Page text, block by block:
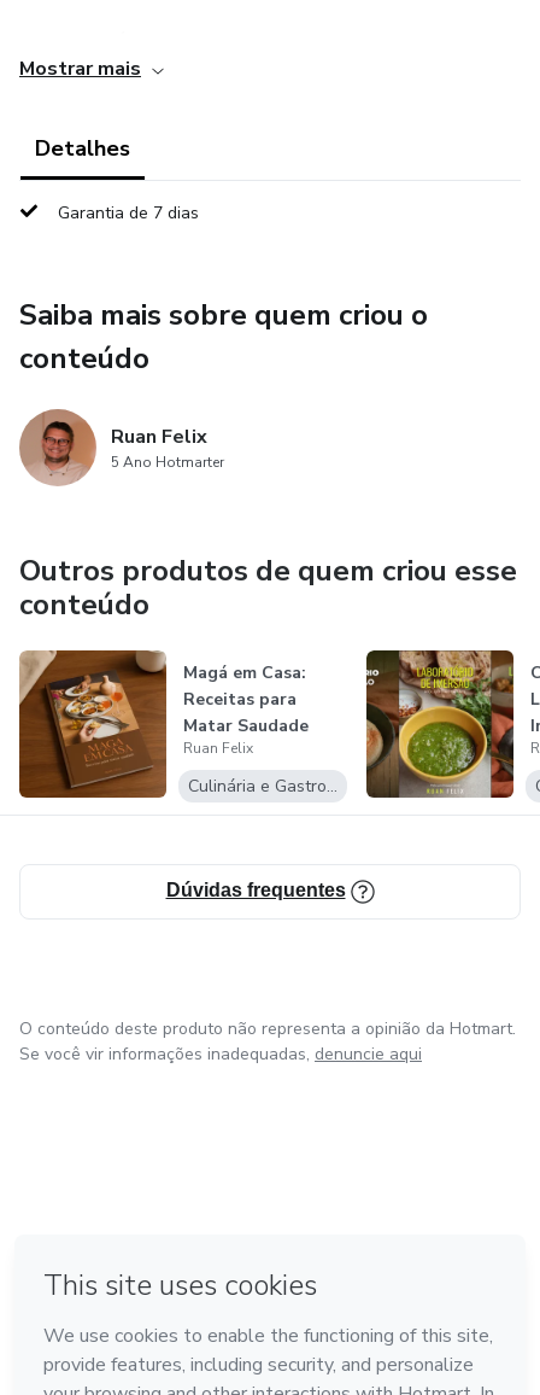
processo.
Amantes do fogão que desejam abandonar o achismo,
Praticantes de culinária à base de vegetais que querem
Mostrar mais
Detalhes
Garantia de 7 dias
Saiba mais sobre quem criou o
conteúdo
Ruan Felix
5 Ano Hotmarter
Outros produtos de quem criou esse
conteúdo
Magá em Casa:
Receitas para
Matar Saudade
Ruan Felix
Culinária e Gastronomia
Dúvidas frequentes
O conteúdo deste produto não representa a opinião da Hotmart.
Se você vir informações inadequadas, denuncie aqui
Feito com ❤ na Cidade do México